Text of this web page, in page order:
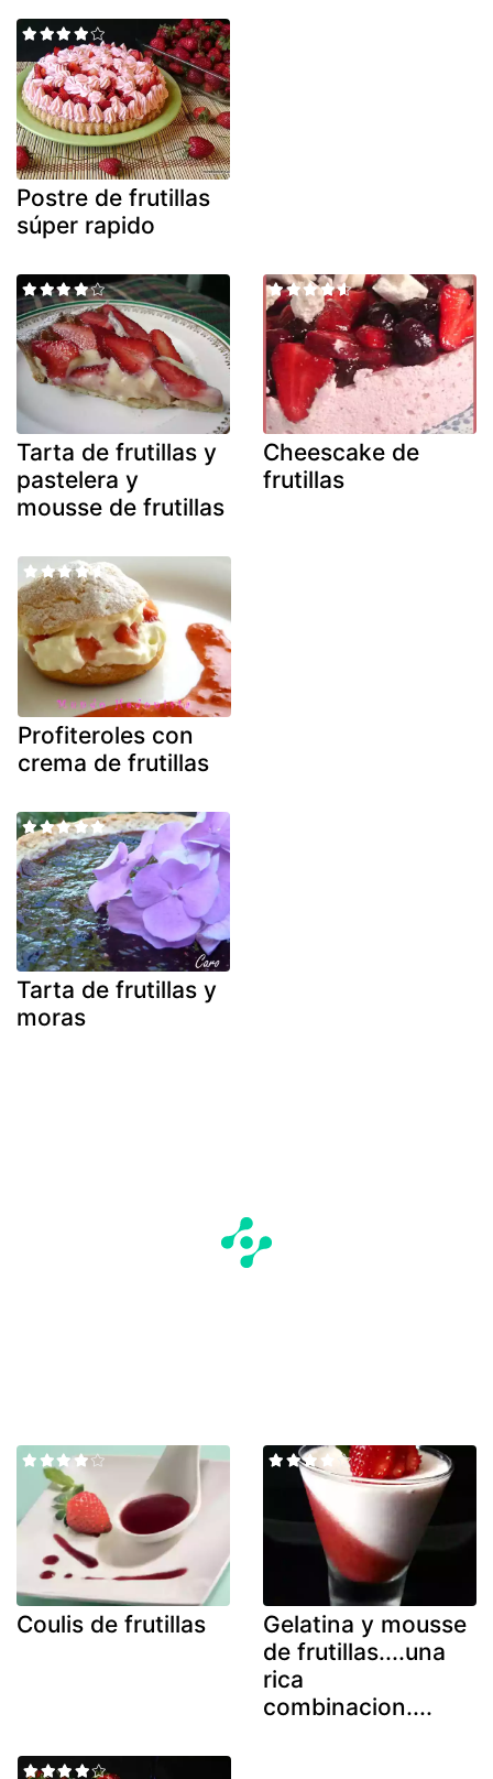
Postre de frutillas
súper rapido
Tarta de frutillas y
pastelera y
mousse de frutillas
Cheescake de
frutillas
Profiteroles con
crema de frutillas
Tarta de frutillas y
moras
Coulis de frutillas
Gelatina y mousse
de frutillas....una
rica
combinacion....